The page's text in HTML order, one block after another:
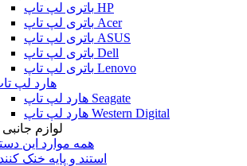
باتری لپ تاپ HP
باتری لپ تاپ Acer
باتری لپ تاپ ASUS
باتری لپ تاپ Dell
باتری لپ تاپ Lenovo
هارد لپ
هارد لپ تاپ Seagate
هارد لپ تاپ Western Digital
لوازم
همه موارد این
استند و پایه خنک